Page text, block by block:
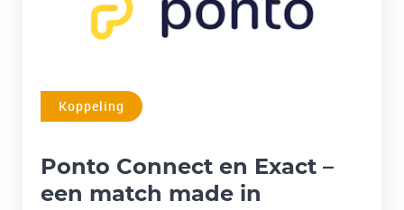
Koppeling
Ponto Connect en Exact –
een match made in